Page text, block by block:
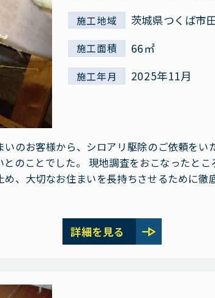
施工地域 茨城県つくば市
施工面積 66㎡
施工年月 2025年11月
のお客様から、シロアリ駆除のご依頼をい
のことでした。 現地調査をおこなったと
、大切なお住まいを長持ちさせるために
詳細を見る line_end_arrow